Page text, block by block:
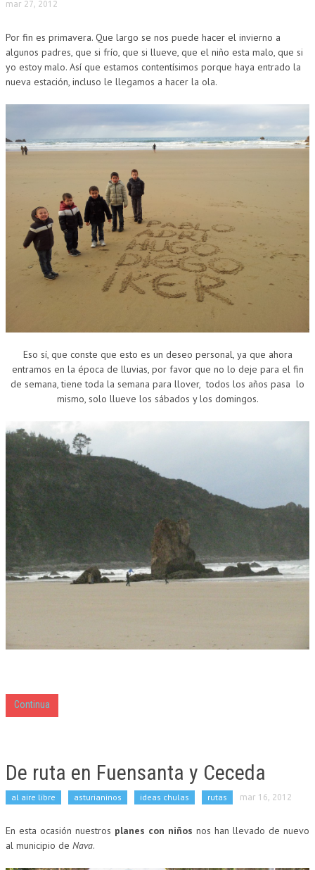
mar 27, 2012
Por fin es primavera. Que largo se nos puede hacer el invierno a
algunos padres, que si frío, que si llueve, que el niño esta malo, que si
yo estoy malo. Así que estamos contentísimos porque haya entrado la
nueva estación, incluso le llegamos a hacer la ola.
Eso sí, que conste que esto es un deseo personal, ya que ahora
entramos en la época de lluvias, por favor que no lo deje para el fin
de semana, tiene toda la semana para llover, todos los años pasa lo
mismo, solo llueve los sábados y los domingos.
Continua
De ruta en Fuensanta y Ceceda
al aire libre asturianinos ideas chulas rutas mar 16, 2012
En esta ocasión nuestros planes con niños nos han llevado de nuevo
al municipio de Nava.